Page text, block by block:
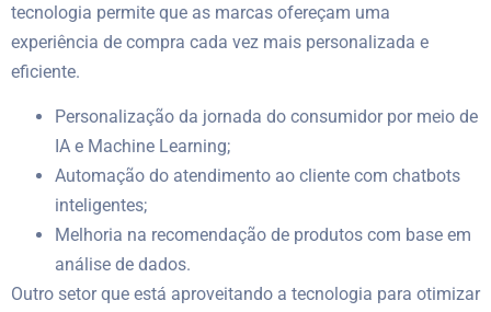
tecnologia permite que as marcas ofereçam uma
experiência de compra cada vez mais personalizada e
eficiente.
Personalização da jornada do consumidor por meio de
IA e Machine Learning;
Automação do atendimento ao cliente com chatbots
inteligentes;
Melhoria na recomendação de produtos com base em
análise de dados.
Outro setor que está aproveitando a tecnologia para otimizar